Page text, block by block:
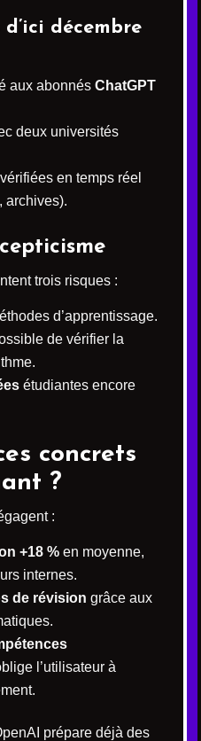
décembre
aux abonnés ChatGPT
deux universités
en temps réel
archives).
trois risques :
d’apprentissage.
de vérifier la
étudiantes encore
concrets
?
:
+18 % en moyenne,
internes.
de révision grâce aux
l’utilisateur à
prépare déjà des